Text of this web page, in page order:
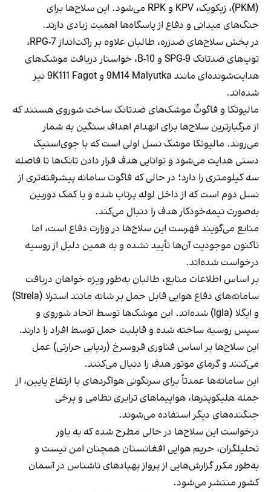
(PKM)، زیکویک، KPV و RPK می‌شود. این سلاح‌ها برای
جنگ‌های میدانی و دفاع از پاسگاه‌ها اهمیت زیادی دارند.
در بخش سلاح‌های ضدزره، طالبان علاوه بر راکت‌انداز RPG-7،
توپ‌های ضدتانک SPG-9 و B-10، خواستار دریافت موشک‌های
هدایت‌شونده‌ای مانند 9M14 Malyutka و 9K111 Fagot نیز
شده‌اند.
مالیوتکا و فاگوتُ موشک‌های ضدتانک ساخت شوروی هستند که
از مرگبارترین سلاح‌ها برای انهدام اهداف سنگین به شمار
می‌روند. مالیوتکا موشک نسل اولی است که با جوی‌استیک
دستی هدایت می‌شود و توانایی هدف قرار دادن تانک‌ها تا فاصله
سه کیلومتری را دارد؛ در حالی که فاگوت سامانه پیشرفته‌تری از
نسل دوم است که از داخل لوله پرتاب شده و با کمک دوربین
به‌صورت نیمه‌خودکار هدف را دنبال می‌کند.
منابع می‌گویند فهرست این سلاح‌ها در وزارت دفاع است، اما
تاکنون موجودیت آن‌ها تأیید نشده و به همین دلیل از روسیه
درخواست شده‌اند.
بر اساس اطلاعات منابع، طالبان به‌طور ویژه خواهان دریافت
سامانه‌های دفاع هوایی قابل حمل بر شانه مانند استرلا (Strela)
و ایگلا (Igla) شده‌اند. این موشک‌ها توسط اتحاد شوروی و
سپس روسیه ساخته شده و قابلیت حمل توسط افراد را دارند.
این سلاح‌ها بر اساس فناوری فروسرخ (ردیابی حرارتی) عمل
می‌کنند و گرمای موتور هدف را دنبال می‌کنند.
این سامانه‌ها عمدتاً برای سرنگونی هواگردهای با ارتفاع پایین، از
جمله هلیکوپترها، هواپیماهای ترابری نظامی و برخی
جنگنده‌های دیگر استفاده می‌شوند.
درخواست این سلاح‌ها در حالی مطرح شده که به باور
تحلیلگران، حریم هوایی افغانستان همچنان امن نیست و
به‌طور مکرر گزارش‌هایی از پرواز پهپادهای ناشناس در آسمان
کشور منتشر می‌شود.